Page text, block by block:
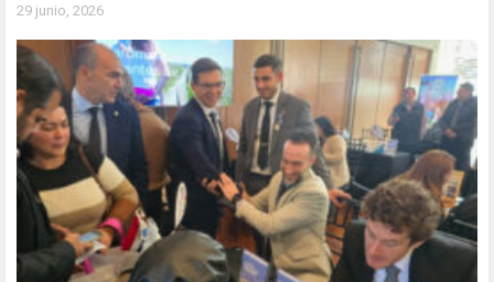
29 junio, 2026